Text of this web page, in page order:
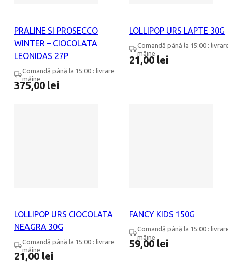
PRALINE SI PROSECCO
WINTER – CIOCOLATA
LEONIDAS 27P
Comandă până la 15:00 : livrare
mâine
375,00 lei
LOLLIPOP URS LAPTE 30G
Comandă până la 15:00 :
mâine
21,00 lei
LOLLIPOP URS CIOCOLATA
NEAGRA 30G
Comandă până la 15:00 : livrare
mâine
21,00 lei
FANCY KIDS 150G
Comandă până la 15:00 :
mâine
59,00 lei